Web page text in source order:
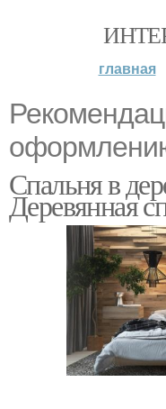
главная
Спальня в
Деревянная